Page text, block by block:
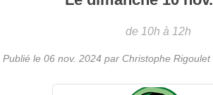
de 10h à 12h
Publié le 06 nov. 2024 par Christophe Rigoulet